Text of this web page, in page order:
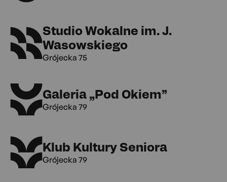
Studio Wokalne im. J.
Wasowskiego
Grójecka 75
Galeria „Pod Okiem”
Grójecka 79
Klub Kultury Seniora
Grójecka 79